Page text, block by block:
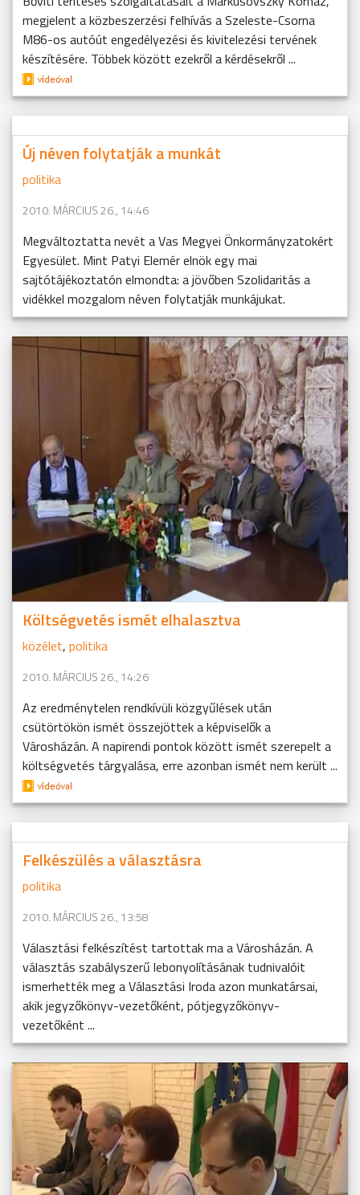
megjelent a közbeszerzési felhívás a Szeleste-Csorna
M86-os autóút engedélyezési és kivitelezési tervének
készítésére. Többek között ezekről a kérdésekről ...
Új néven folytatják a munkát
politika
2010. MÁRCIUS 26., 14:46
Megváltoztatta nevét a Vas Megyei Önkormányzatokért
Egyesület. Mint Patyi Elemér elnök egy mai
sajtótájékoztatón elmondta: a jövőben Szolidaritás a
vidékkel mozgalom néven folytatják munkájukat.
Költségvetés ismét elhalasztva
közélet, politika
2010. MÁRCIUS 26., 14:26
Az eredménytelen rendkívüli közgyűlések után
csütörtökön ismét összejöttek a képviselők a
Városházán. A napirendi pontok között ismét szerepelt a
költségvetés tárgyalása, erre azonban ismét nem került ...
Felkészülés a választásra
politika
2010. MÁRCIUS 26., 13:58
Választási felkészítést tartottak ma a Városházán. A
választás szabályszerű lebonyolításának tudnivalóit
ismerhették meg a Választási Iroda azon munkatársai,
akik jegyzőkönyv-vezetőként, pótjegyzőkönyv-
vezetőként ...